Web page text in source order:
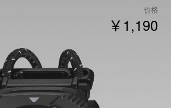
价格
￥1,190